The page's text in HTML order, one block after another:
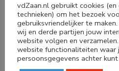
   
vdZaan.nl gebruikt cookies
technieken) om het bezoek
gebruiksvriendelijker te
wij en derde partijen jouw
website volgen en
website functionaliteiten waar
persoonsgegevens achter